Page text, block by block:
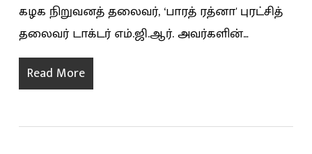
கழக நிறுவனத் தலைவர், ‘பாரத் ரத்னா' புரட்சித்
தலைவர் டாக்டர் எம்.ஜி.ஆர். அவர்களின்…
Read More